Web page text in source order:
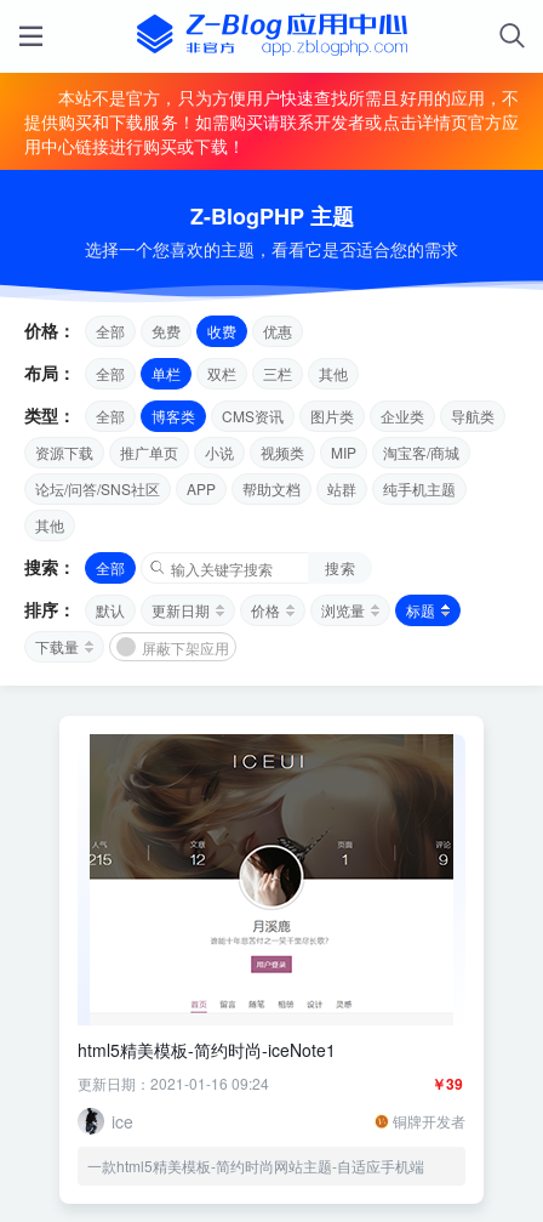
本站不是官方，只为方便用户快速查找所需且好用的应用，不
提供购买和下载服务！如需购买请联系开发者或点击详情页官方应
用中心链接进行购买或下载！
Z-BlogPHP 主题
选择一个您喜欢的主题，看看它是否适合您的需求
价格： 全部 免费 收费 优惠
布局： 全部 单栏 双栏 三栏 其他
类型： 全部 博客类 CMS资讯 图片类 企业类
导航类
资源下载
推广单页 小说 视频类 MIP
淘宝客/商城
论坛/问答/SNS社区
APP 帮助文档 站群
纯手机主题
其他
搜索： 全部 搜索
排序： 默认 更新日期 价格 浏览量
标题
下载量
屏蔽下架应用
html5精美模板-简约时尚-iceNote1
￥39
更新日期：2021-01-16 09:24
ice 铜牌开发者
一款html5精美模板-简约时尚网站主题-自适应手机端